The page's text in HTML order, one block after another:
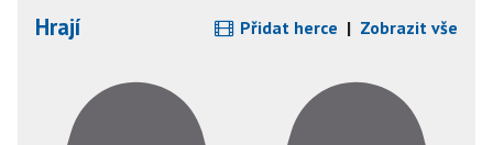
Hrají Přidat herce | Zobrazit vše